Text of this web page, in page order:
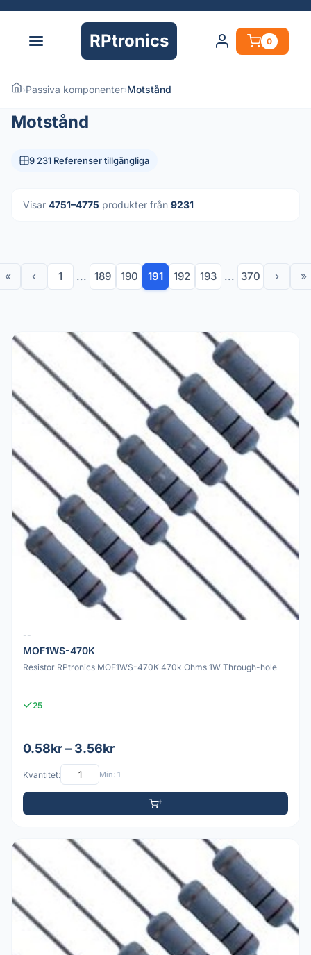
RPtronics 0
›Passiva komponenter›Motstånd
Motstånd
9 231 Referenser tillgängliga
Visar 4751–4775 produkter från 9231
« ‹ 1 ... 189 190 191 192 193 ... 370 › »
--
MOF1WS-470K
Resistor RPtronics MOF1WS-470K 470k Ohms 1W Through-hole
25
0.58kr – 3.56kr
Kvantitet: Min: 1